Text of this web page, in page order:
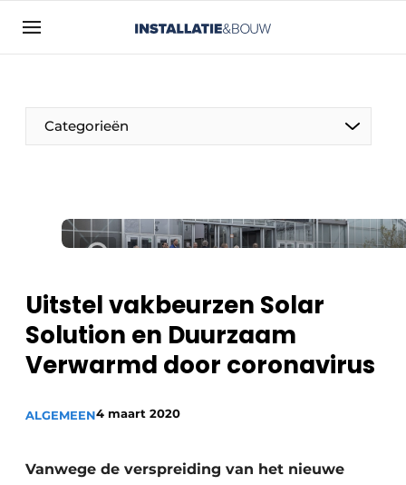
Aanmelden
Bedrijven
Contact
Installatie & Bouw | Platform over
Meest gelezen
Nieuwsbrief
Podcasts
Privacy / Cookie statement
Vacatures
Categorieën
Uitstel vakbeurzen Solar
Solution en Duurzaam
Verwarmd door coronavirus
ALGEMEEN4 maart 2020
Vanwege de verspreiding van het nieuwe